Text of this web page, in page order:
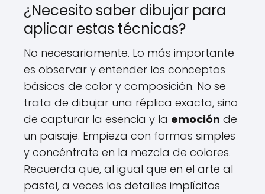
¿Necesito saber dibujar para
aplicar estas técnicas?
No necesariamente. Lo más importante
es observar y entender los conceptos
básicos de color y composición. No se
trata de dibujar una réplica exacta, sino
de capturar la esencia y la emoción de
un paisaje. Empieza con formas simples
y concéntrate en la mezcla de colores.
Recuerda que, al igual que en el arte al
pastel, a veces los detalles implícitos